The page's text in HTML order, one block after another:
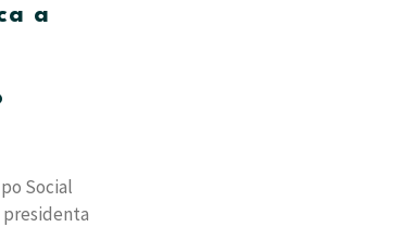
a
Social
presidenta